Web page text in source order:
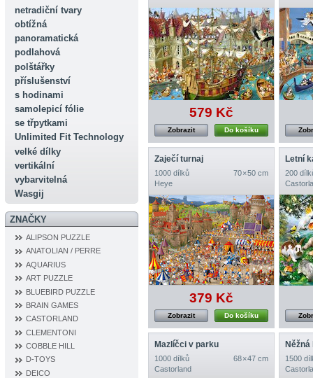
netradiční tvary
obtížná
panoramatická
podlahová
polštářky
příslušenství
s hodinami
samolepicí fólie
se třpytkami
Unlimited Fit Technology
velké dílky
vertikální
vybarvitelná
Wasgij
ZNAČKY
ALIPSON PUZZLE
ANATOLIAN / PERRE
AQUARIUS
ART PUZZLE
BLUEBIRD PUZZLE
BRAIN GAMES
CASTORLAND
CLEMENTONI
COBBLE HILL
D‐TOYS
DEICO
579 Kč
Do košíku
Zobrazit
Zaječí turnaj
1000 dílků
70 × 50 cm
Heye
379 Kč
Do košíku
Zobrazit
Letní
200
Mazlíčci v parku
1000 dílků
68 × 47 cm
Castorland
1500